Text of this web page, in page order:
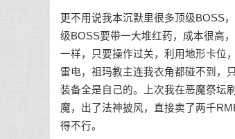
更不用说我本沉默里很多顶级BOSS
级BOSS要带一大堆红药，成本很高
一样，只要操作过关，利用地形卡位
雷电，祖玛教主连我衣角都碰不到，
装备全是自己的。上次我在恶魔祭坛
魔，出了法神披风，直接卖了两千
得不行。